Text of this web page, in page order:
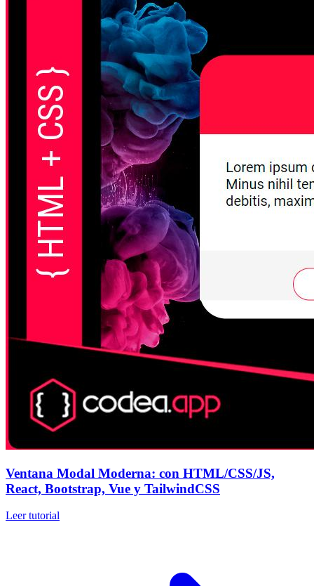
Ventana Modal Moderna: con HTML/CSS/JS,
React, Bootstrap, Vue y TailwindCSS
Leer tutorial